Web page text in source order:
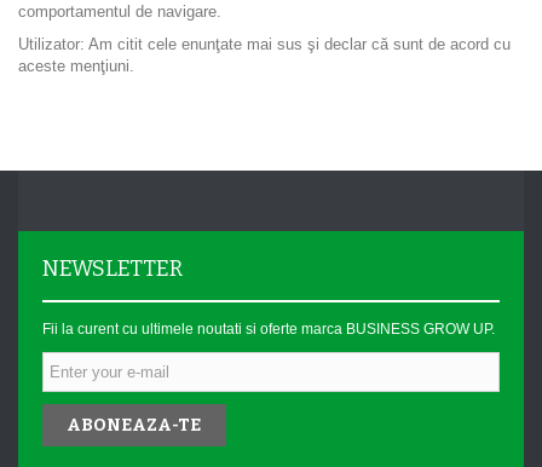
comportamentul de navigare.
Utilizator: Am citit cele enunţate mai sus şi declar că sunt de acord cu
aceste menţiuni.
NEWSLETTER
Fii la curent cu ultimele noutati si oferte marca BUSINESS GROW UP.
ABONEAZA-TE